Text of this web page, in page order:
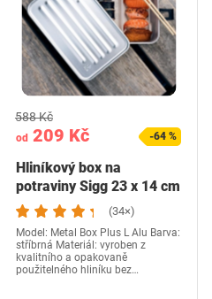
od 209 Kč
588 Kč
-64 %
Hliníkový box na
potraviny Sigg 23 x 14 cm
(34×)
Model: Metal Box Plus L Alu Barva:
stříbrná Materiál: vyroben z
kvalitního a opakovaně
použitelného hliníku bez…